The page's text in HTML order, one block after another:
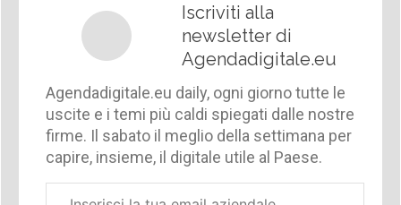
Iscriviti alla
newsletter di
Agendadigitale.eu
Agendadigitale.eu daily, ogni giorno tutte le
uscite e i temi più caldi spiegati dalle nostre
firme. Il sabato il meglio della settimana per
capire, insieme, il digitale utile al Paese.